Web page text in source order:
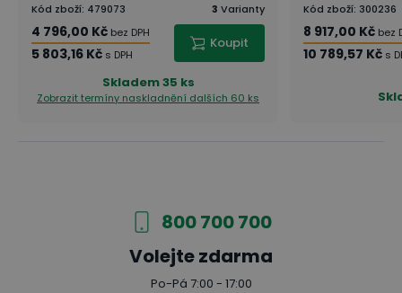
Kód zboží: 479073 3 Varianty
4 796,00 Kč bez DPH
5 803,16 Kč s DPH
Koupit
Skladem35 ks
Zobrazit termíny naskladnění dalších 60 ks
Kód zboží: 300236
8 917,00 Kč bez
10 789,57 Kč s
800 700 700
Volejte zdarma
Po-Pá 7:00 - 17:00